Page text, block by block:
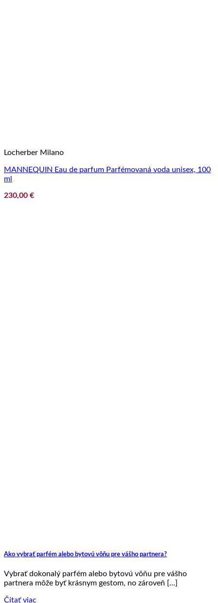
Locherber Milano
MANNEQUIN Eau de parfum Parfémovaná voda unisex, 100
ml
230,00 €
Ako vybrať parfém alebo bytovú vôňu pre vášho partnera?
Vybrať dokonalý parfém alebo bytovú vôňu pre vášho
partnera môže byť krásnym gestom, no zároveň [...]
Čítať viac